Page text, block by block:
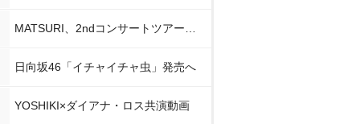
日向坂46「イチャイチャ虫」発売へ
YOSHIKI×ダイアナ・ロス共演動画